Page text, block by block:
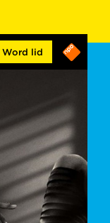
Word lid